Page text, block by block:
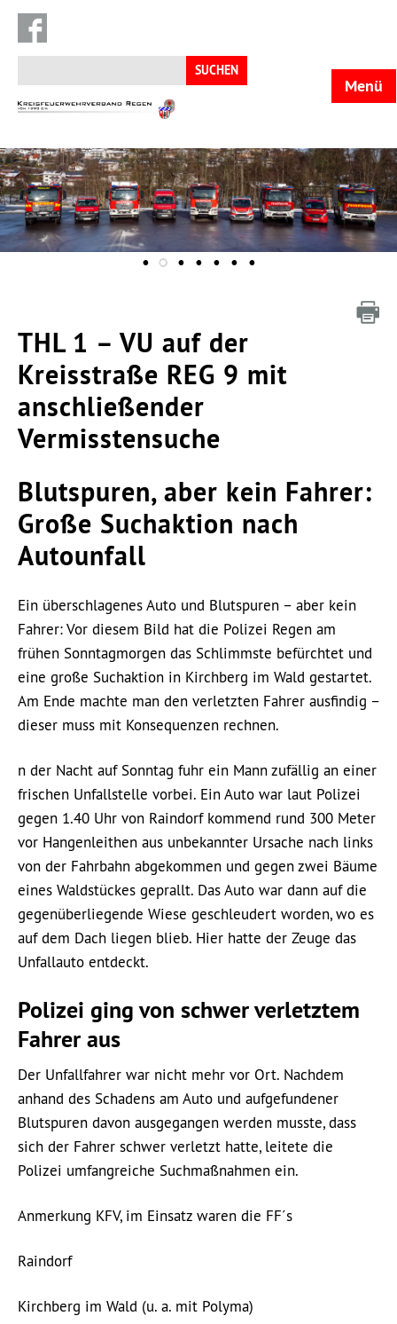
Suchen
nach:
KFV
Menü
THL 1 – VU auf der
Kreisstraße REG 9 mit
anschließender
Vermisstensuche
Blutspuren, aber kein Fahrer:
Große Suchaktion nach
Autounfall
Ein überschlagenes Auto und Blutspuren – aber kein
Fahrer: Vor diesem Bild hat die Polizei Regen am
frühen Sonntagmorgen das Schlimmste befürchtet und
eine große Suchaktion in Kirchberg im Wald gestartet.
Am Ende machte man den verletzten Fahrer ausfindig –
dieser muss mit Konsequenzen rechnen.
n der Nacht auf Sonntag fuhr ein Mann zufällig an einer
frischen Unfallstelle vorbei. Ein Auto war laut Polizei
gegen 1.40 Uhr von Raindorf kommend rund 300 Meter
vor Hangenleithen aus unbekannter Ursache nach links
von der Fahrbahn abgekommen und gegen zwei Bäume
eines Waldstückes geprallt. Das Auto war dann auf die
gegenüberliegende Wiese geschleudert worden, wo es
auf dem Dach liegen blieb. Hier hatte der Zeuge das
Unfallauto entdeckt.
Polizei ging von schwer verletztem
Fahrer aus
Der Unfallfahrer war nicht mehr vor Ort. Nachdem
anhand des Schadens am Auto und aufgefundener
Blutspuren davon ausgegangen werden musste, dass
sich der Fahrer schwer verletzt hatte, leitete die
Polizei umfangreiche Suchmaßnahmen ein.
Anmerkung KFV, im Einsatz waren die FF´s
Raindorf
Kirchberg im Wald (u. a. mit Polyma)